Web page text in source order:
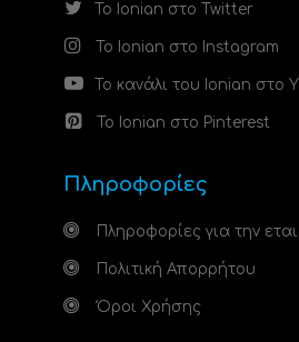
Το Ionian στο Twitter
Το Ionian στο Instagram
Το κανάλι του Ionian στο
Το Ionian στο Pinterest
Πληροφορίες
Πληροφορίες για την
Πολιτική Απορρήτου
Όροι Χρήσης